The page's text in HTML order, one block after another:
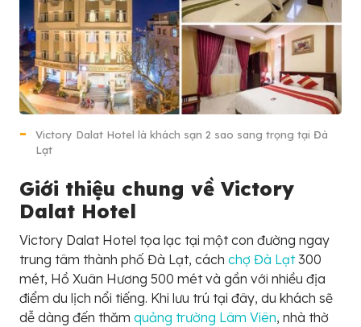
Victory Dalat Hotel là khách sạn 2 sao sang trọng tại Đà
Lạt
Giới thiệu chung về Victory
Dalat Hotel
Victory Dalat Hotel tọa lạc tại một con đường ngay
trung tâm thành phố Đà Lạt, cách chợ Đà Lạt300
mét, Hồ Xuân Hương 500 mét và gần với nhiều địa
điểm du lịch nổi tiếng. Khi lưu trú tại đây, du khách sẽ
dễ dàng đến thăm quảng trường Lâm Viên, nhà thờ